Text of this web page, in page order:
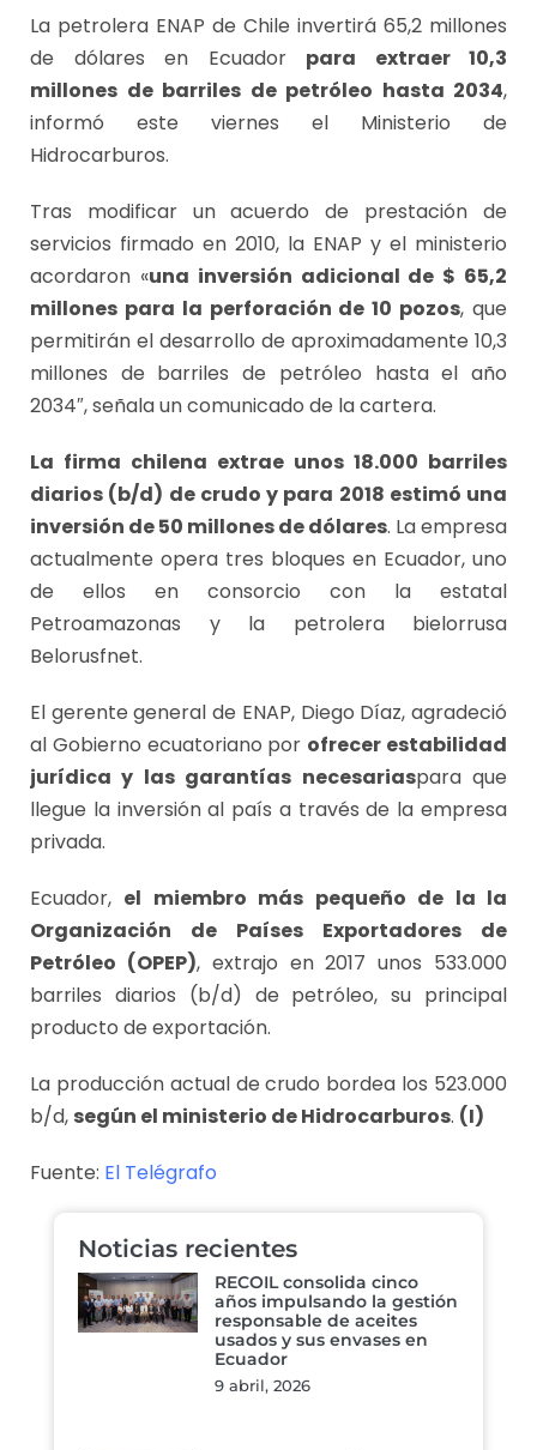
La petrolera ENAP de Chile invertirá 65,2 millones
de dólares en Ecuador para extraer 10,3
millones de barriles de petróleo hasta 2034,
informó este viernes el Ministerio de
Hidrocarburos.
Tras modificar un acuerdo de prestación de
servicios firmado en 2010, la ENAP y el ministerio
acordaron «una inversión adicional de $ 65,2
millones para la perforación de 10 pozos, que
permitirán el desarrollo de aproximadamente 10,3
millones de barriles de petróleo hasta el año
2034″, señala un comunicado de la cartera.
La firma chilena extrae unos 18.000 barriles
diarios (b/d) de crudo y para 2018 estimó una
inversión de 50 millones de dólares. La empresa
actualmente opera tres bloques en Ecuador, uno
de ellos en consorcio con la estatal
Petroamazonas y la petrolera bielorrusa
Belorusfnet.
El gerente general de ENAP, Diego Díaz, agradeció
al Gobierno ecuatoriano por ofrecer estabilidad
jurídica y las garantías necesariaspara que
llegue la inversión al país a través de la empresa
privada.
Ecuador, el miembro más pequeño de la la
Organización de Países Exportadores de
Petróleo (OPEP), extrajo en 2017 unos 533.000
barriles diarios (b/d) de petróleo, su principal
producto de exportación.
La producción actual de crudo bordea los 523.000
b/d, según el ministerio de Hidrocarburos. (I)
Fuente: El Telégrafo
Noticias recientes
RECOIL consolida cinco
años impulsando la gestión
responsable de aceites
usados y sus envases en
Ecuador
9 abril, 2026